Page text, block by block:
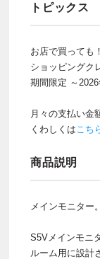
トピックス
お店で買っても
ショッピングク
期間限定 ～
月々の支払い金
くわしくは こち
商品説明
メインモニター。
S5Vメインモニ
ルーム用に設計